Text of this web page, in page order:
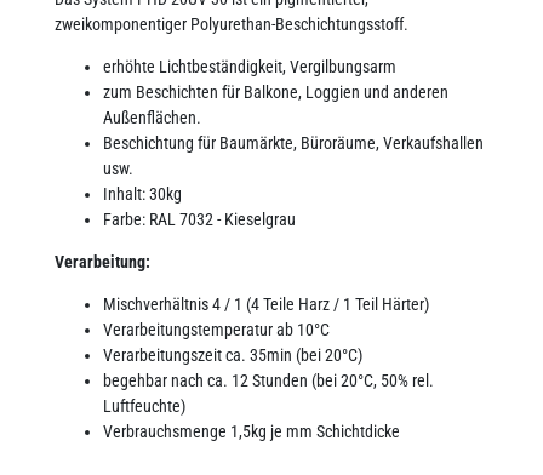
zweikomponentiger Polyurethan-Beschichtungsstoff.
erhöhte Lichtbeständigkeit, Vergilbungsarm
zum Beschichten für Balkone, Loggien und anderen
Außenflächen.
Beschichtung für Baumärkte, Büroräume, Verkaufshallen
usw.
Inhalt: 30kg
Farbe: RAL 7032 - Kieselgrau
Verarbeitung:
Mischverhältnis 4 / 1 (4 Teile Harz / 1 Teil Härter)
Verarbeitungstemperatur ab 10°C
Verarbeitungszeit ca. 35min (bei 20°C)
begehbar nach ca. 12 Stunden (bei 20°C, 50% rel.
Luftfeuchte)
Verbrauchsmenge 1,5kg je mm Schichtdicke